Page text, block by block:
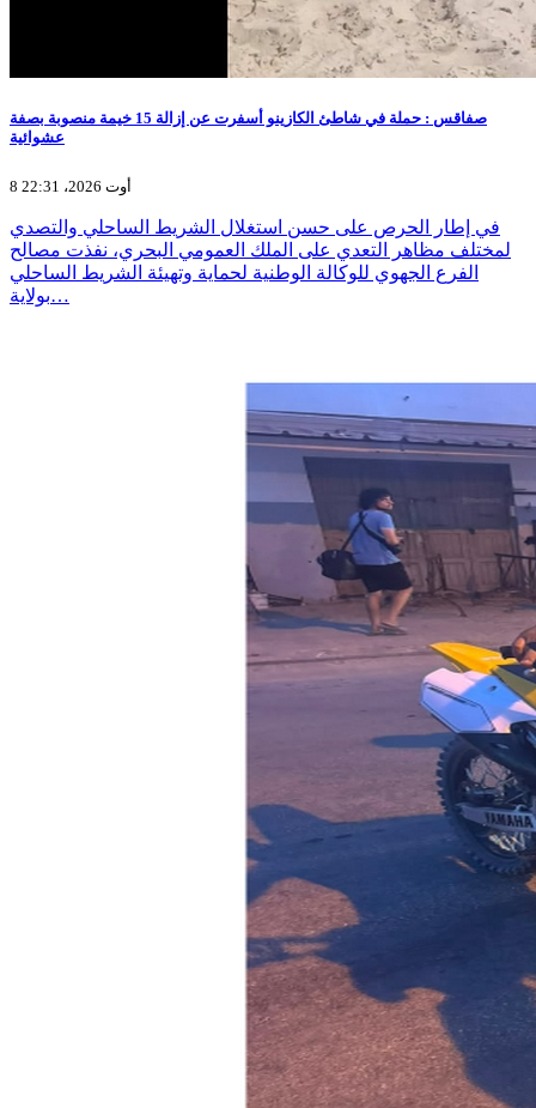
صفاقس : حملة في شاطئ الكازينو أسفرت عن إزالة 15 خيمة منصوبة بصفة
عشوائية
8 أوت 2026، 22:31
في إطار الحرص على حسن استغلال الشريط الساحلي والتصدي
لمختلف مظاهر التعدي على الملك العمومي البحري، نفذت مصالح
الفرع الجهوي للوكالة الوطنية لحماية وتهيئة الشريط الساحلي
بولاية…